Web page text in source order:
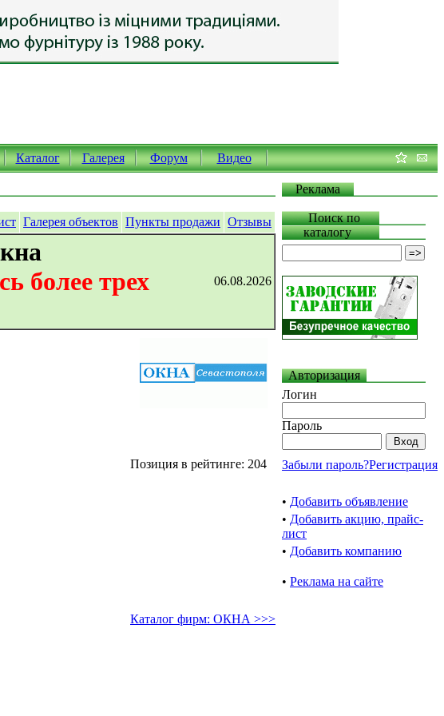
Каталог Галерея Форум Видео
Реклама
Галерея объектов Пункты продажи Отзывы
более трех
06.08.2026
Позиция в рейтинге: 204
Поиск по
каталогу
Авторизация
Логин
Пароль
Забыли пароль?Регистрация
• Добавить объявление
• Добавить акцию, прайс-
лист
• Добавить компанию
• Реклама на сайте
Каталог фирм: ОКНА >>>